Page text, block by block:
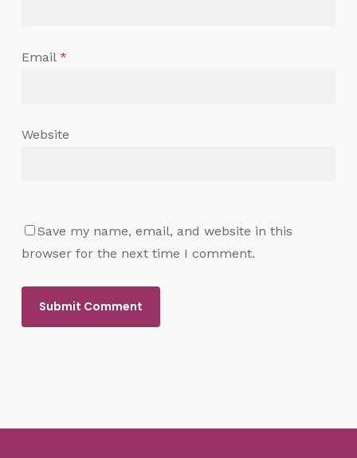
Email *
Website
Save my name, email, and website in this
browser for the next time I comment.